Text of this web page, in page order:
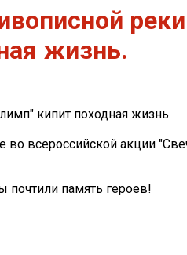
жизнь.
кипит походная жизнь.
во всероссийской акции
память героев!